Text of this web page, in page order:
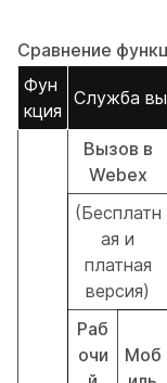
Сравнение
Фун
кция
Служба
Вызов в
Webex
(Бесплатн
ая и
платная
версия)
Раб
очи
Моб